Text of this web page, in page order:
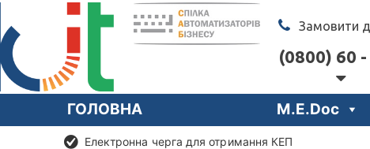
Замовити
(0800) 60
ГОЛОВНА M.E.Doc
Електронна черга для отримання КЕП